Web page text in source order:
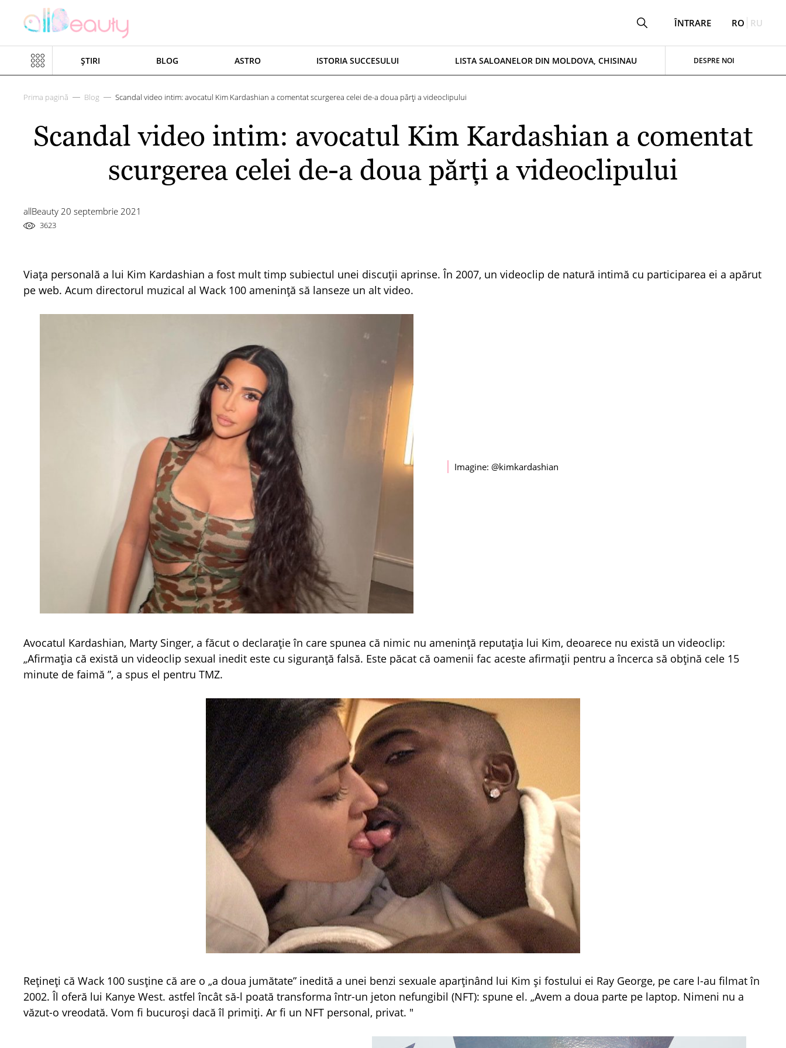
ÎNTRARE RO RU
ȘTIRI BLOG ASTRO ISTORIA SUCCESULUI LISTA SALOANELOR DIN MOLDOVA, CHISINAU DESPRE NOI
Prima pagină Blog Scandal video intim: avocatul Kim Kardashian a comentat scurgerea celei de-a doua părți a videoclipului
Scandal video intim: avocatul Kim Kardashian a comentat
scurgerea celei de-a doua părți a videoclipului
allBeauty 20 septembrie 2021
3623
Viața personală a lui Kim Kardashian a fost mult timp subiectul unei discuții aprinse. În 2007, un videoclip de natură intimă cu participarea ei a apărut
pe web. Acum directorul muzical al Wack 100 amenință să lanseze un alt video.
Imagine: @kimkardashian
Avocatul Kardashian, Marty Singer, a făcut o declarație în care spunea că nimic nu amenință reputația lui Kim, deoarece nu există un videoclip:
„Afirmația că există un videoclip sexual inedit este cu siguranță falsă. Este păcat că oamenii fac aceste afirmații pentru a încerca să obțină cele 15
minute de faimă ”, a spus el pentru TMZ.
Rețineți că Wack 100 susține că are o „a doua jumătate” inedită a unei benzi sexuale aparținând lui Kim și fostului ei Ray George, pe care l-au filmat în
2002. Îl oferă lui Kanye West. astfel încât să-l poată transforma într-un jeton nefungibil (NFT): spune el. „Avem a doua parte pe laptop. Nimeni nu a
văzut-o vreodată. Vom fi bucuroși dacă îl primiți. Ar fi un NFT personal, privat. "